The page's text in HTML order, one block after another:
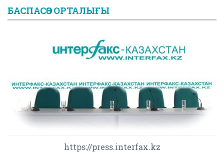
БАСПАСӨЗ ОРТАЛЫҒЫ
https://press.interfax.kz